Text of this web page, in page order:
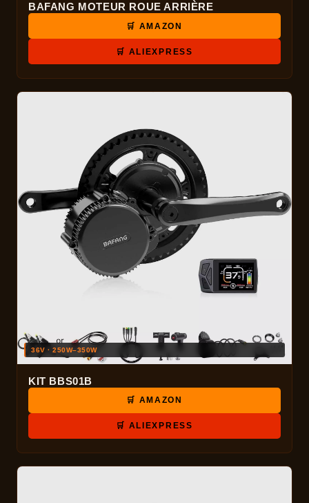
BAFANG MOTEUR ROUE ARRIÈRE
🛒 AMAZON
🛒 ALIEXPRESS
36V · 250W–350W
KIT BBS01B
🛒 AMAZON
🛒 ALIEXPRESS